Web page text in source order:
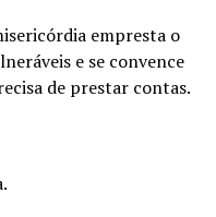
empresta o
e se convence
de prestar contas.